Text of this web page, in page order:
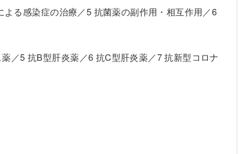
る感染症の治療／5 抗菌薬の副作用・相互作用／6
／5 抗B型肝炎薬／6 抗C型肝炎薬／7 抗新型コロナ